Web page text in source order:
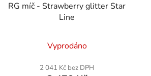
RG míč - Strawberry glitter Star
Line
Vyprodáno
2 041 Kč bez DPH